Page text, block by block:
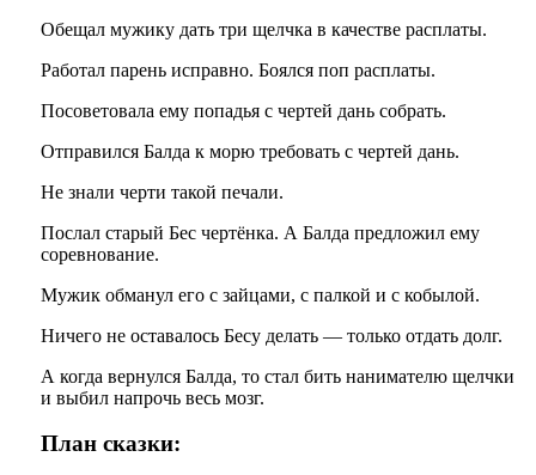
Обещал мужику дать три щелчка в качестве расплаты.
Работал парень исправно. Боялся поп расплаты.
Посоветовала ему попадья с чертей дань собрать.
Отправился Балда к морю требовать с чертей дань.
Не знали черти такой печали.
Послал старый Бес чертёнка. А Балда предложил ему
соревнование.
Мужик обманул его с зайцами, с палкой и с кобылой.
Ничего не оставалось Бесу делать — только отдать долг.
А когда вернулся Балда, то стал бить нанимателю щелчки
и выбил напрочь весь мозг.
План сказки: